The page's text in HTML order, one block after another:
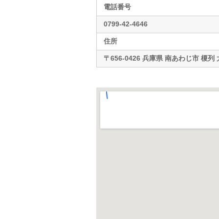
電話番号
0799-42-4646
住所
〒656-0426 兵庫県 南あわじ市 榎列